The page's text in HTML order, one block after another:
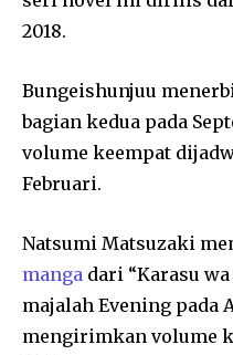
2018.
Bungeishunjuu
bagian kedua pada
volume keempat
Februari.
Natsumi Matsuzaki
manga dari “Karasu
majalah Evening pada
mengirimkan volume